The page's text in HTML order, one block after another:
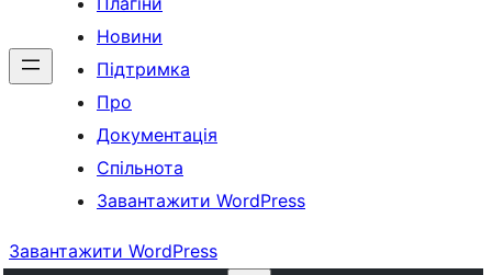
Новини
Підтримка
Про
Документація
Спільнота
Завантажити WordPress
Завантажити WordPress